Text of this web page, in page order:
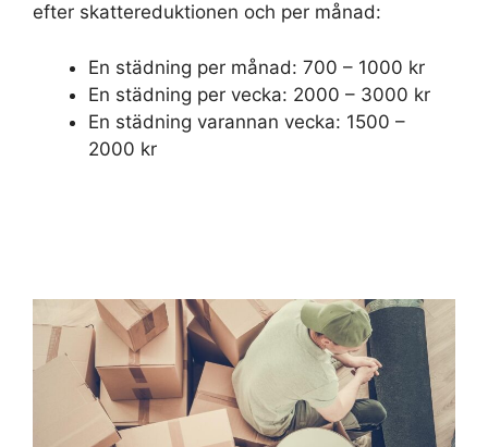
efter skattereduktionen och per månad:
En städning per månad: 700 – 1000 kr
En städning per vecka: 2000 – 3000 kr
En städning varannan vecka: 1500 –
2000 kr